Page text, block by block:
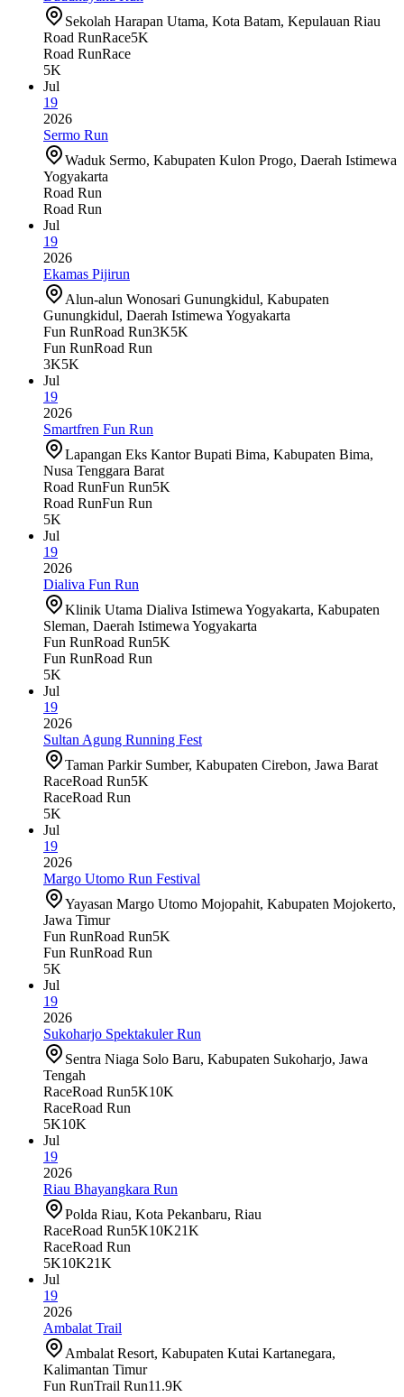
Sekolah Harapan Utama, Kota Batam, Kepulauan Riau
Road RunRace5K
Road RunRace
5K
Jul
19
2026
Sermo Run
Waduk Sermo, Kabupaten Kulon Progo, Daerah Istimewa
Yogyakarta
Road Run
Road Run
Jul
19
2026
Ekamas Pijirun
Alun-alun Wonosari Gunungkidul, Kabupaten
Gunungkidul, Daerah Istimewa Yogyakarta
Fun RunRoad Run3K5K
Fun RunRoad Run
3K5K
Jul
19
2026
Smartfren Fun Run
Lapangan Eks Kantor Bupati Bima, Kabupaten Bima,
Nusa Tenggara Barat
Road RunFun Run5K
Road RunFun Run
5K
Jul
19
2026
Dialiva Fun Run
Klinik Utama Dialiva Istimewa Yogyakarta, Kabupaten
Sleman, Daerah Istimewa Yogyakarta
Fun RunRoad Run5K
Fun RunRoad Run
5K
Jul
19
2026
Sultan Agung Running Fest
Taman Parkir Sumber, Kabupaten Cirebon, Jawa Barat
RaceRoad Run5K
RaceRoad Run
5K
Jul
19
2026
Margo Utomo Run Festival
Yayasan Margo Utomo Mojopahit, Kabupaten Mojokerto,
Jawa Timur
Fun RunRoad Run5K
Fun RunRoad Run
5K
Jul
19
2026
Sukoharjo Spektakuler Run
Sentra Niaga Solo Baru, Kabupaten Sukoharjo, Jawa
Tengah
RaceRoad Run5K10K
RaceRoad Run
5K10K
Jul
19
2026
Riau Bhayangkara Run
Polda Riau, Kota Pekanbaru, Riau
RaceRoad Run5K10K21K
RaceRoad Run
5K10K21K
Jul
19
2026
Ambalat Trail
Ambalat Resort, Kabupaten Kutai Kartanegara,
Kalimantan Timur
Fun RunTrail Run11.9K